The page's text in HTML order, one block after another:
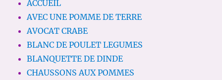
ACCUEIL
AVEC UNE POMME DE TERRE
AVOCAT CRABE
BLANC DE POULET LEGUMES
BLANQUETTE DE DINDE
CHAUSSONS AUX POMMES